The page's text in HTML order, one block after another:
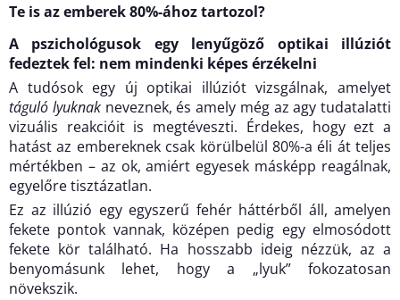
Te is az emberek 80%-ához tartozol?
A pszichológusok egy lenyűgöző optikai illúziót
fedeztek fel: nem mindenki képes érzékelni
A tudósok egy új optikai illúziót vizsgálnak, amelyet
táguló lyuknakneveznek, és amely még az agy tudatalatti
vizuális reakcióit is megtéveszti. Érdekes, hogy ezt a
hatást az embereknek csak körülbelül 80%-a éli át teljes
mértékben – az ok, amiért egyesek másképp reagálnak,
egyelőre tisztázatlan.
Ez az illúzió egy egyszerű fehér háttérből áll, amelyen
fekete pontok vannak, középen pedig egy elmosódott
fekete kör található. Ha hosszabb ideig nézzük, az a
benyomásunk lehet, hogy a „lyuk” fokozatosan
növekszik.